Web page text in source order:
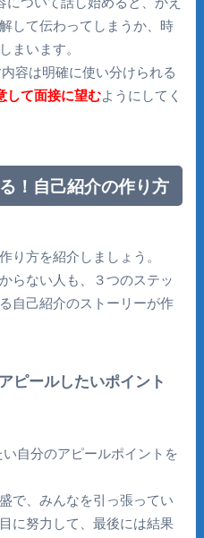
して伝わってしまうか、時
まいます。
容は明確に使い分けられる
して面接に望むようにしてく
！自己紹介の作り方
り方を紹介しましょう。
らない人も、３つのステッ
自己紹介のストーリーが作
ピールしたいポイント
自分のアピールポイントを
で、みんなを引っ張ってい
に努力して、最後には結果